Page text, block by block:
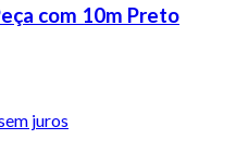
com 10m Preto
juros